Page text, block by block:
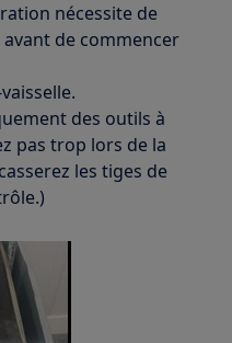
nécessite de
de commencer
des outils à
pas trop lors de la
les tiges de